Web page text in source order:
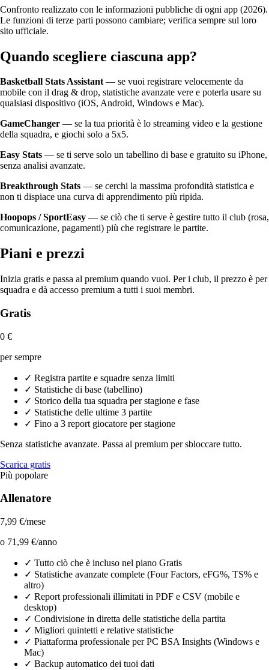
Confronto realizzato con le informazioni pubbliche di ogni app (2026).
Le funzioni di terze parti possono cambiare; verifica sempre sul loro
sito ufficiale.
Quando scegliere ciascuna app?
Basketball Stats Assistant— se vuoi registrare velocemente da
mobile con il drag & drop, statistiche avanzate vere e poterla usare su
qualsiasi dispositivo (iOS, Android, Windows e Mac).
GameChanger — se la tua priorità è lo streaming video e la gestione
della squadra, e giochi solo a 5x5.
Easy Stats — se ti serve solo un tabellino di base e gratuito su iPhone,
senza analisi avanzate.
Breakthrough Stats — se cerchi la massima profondità statistica e
non ti dispiace una curva di apprendimento più ripida.
Hoopops / SportEasy — se ciò che ti serve è gestire tutto il club (rosa,
comunicazione, pagamenti) più che registrare le partite.
Piani e prezzi
Inizia gratis e passa al premium quando vuoi. Per i club, il prezzo è per
squadra e dà accesso premium a tutti i suoi membri.
Gratis
0 €
per sempre
✓ Registra partite e squadre senza limiti
✓ Statistiche di base (tabellino)
✓ Storico della tua squadra per stagione e fase
✓ Statistiche delle ultime 3 partite
✓ Fino a 3 report giocatore per stagione
Senza statistiche avanzate. Passa al premium per sbloccare tutto.
Scarica gratis
Più popolare
Allenatore
7,99 €/mese
o 71,99 €/anno
✓ Tutto ciò che è incluso nel piano Gratis
✓ Statistiche avanzate complete (Four Factors, eFG%, TS% e
altro)
✓ Report professionali illimitati in PDF e CSV (mobile e
desktop)
✓ Condivisione in diretta delle statistiche della partita
✓ Migliori quintetti e relative statistiche
✓ Piattaforma professionale per PC BSA Insights (Windows e
Mac)
✓ Backup automatico dei tuoi dati